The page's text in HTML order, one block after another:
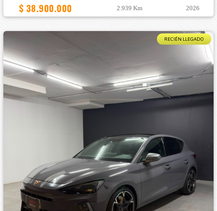
$ 38.900.000 2.939 Km 2026
RECIÉN LLEGADO